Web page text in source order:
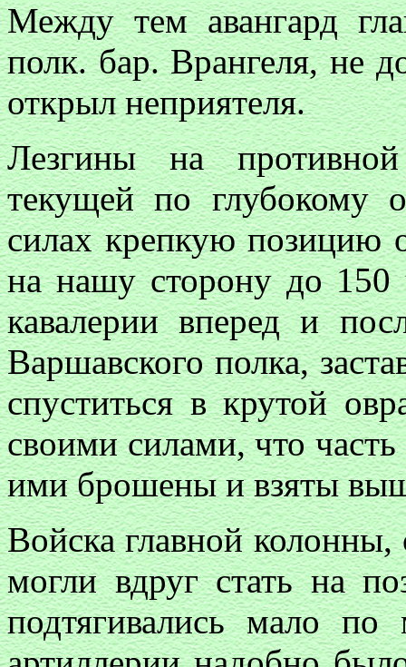
Между тем авангард
полк. бар. Врангеля, не
открыл неприятеля.
Лезгины на
текущей по глубокому
силах крепкую позицию
на нашу сторону до 150
кавалерии вперед и
Варшавского полка,
спуститься в крутой
своими силами, что
ими брошены и взяты
Войска главной
могли вдруг стать на
подтягивались мало